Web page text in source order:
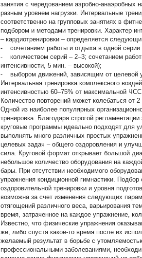
занятия с чередованием аэробно-анаэробных
разным уровнем нагрузки. Интервальные
соответственно на групповых занятиях в
подбором и методами тренировки. Характер
– кардиотренировки – определяется
-
сочетанием работы и отдыха в одной
-
количеством серий – 2–3; сочетанием
интенсивности, 5 мин. – высокой);
-
выбором движений, зависящим от целевой
Интервальная тренировка комплексного
интенсивностью 60–75% от максимальной
Количество повторений может колебаться от 2
Одной из наиболее популярных
тренировка. Благодаря строгой
круговые программы идеально подходят
выполнять много различных простых
целевых задач – общего оздоровления и
сила. Круговой формат открывает большой
небольшое количество оборудования на
бары. При отсутствии необходимого
упражнения кондиционной гимнастики.
оздоровительной тренировки и уровня
возможна за счет изменения следующих
отягощений различного веса, варьирования
время, затраченное на каждое упражнение,
Известно, что физические упражнения
же, либо спустя какое-то время после их
желаемый результат в борьбе с
профессиональными заболеваниями,